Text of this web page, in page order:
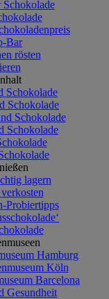
Schokolade
Bar
rösten
Schokolade
Schokolade
Schokolade
Schokolade
lagern
Probiertipps
Hamburg
Köln
Barcelona
Gesundheit